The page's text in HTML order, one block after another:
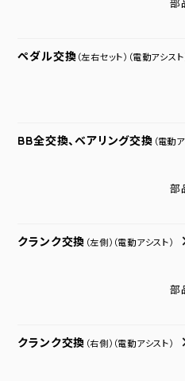
部
ペダル交換 （左右セット） （電動アシスト
BB全交換、ベアリング交換 （電動
部
クランク交換 （左側） （電動アシスト）
部
クランク交換 （右側） （電動アシスト）